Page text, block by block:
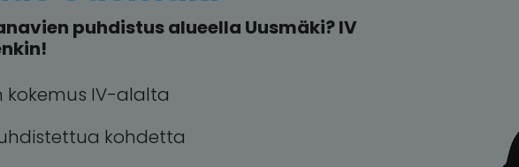
puhdistus alueella Uusmäki? IV
kokemus IV-alalta
kohdetta